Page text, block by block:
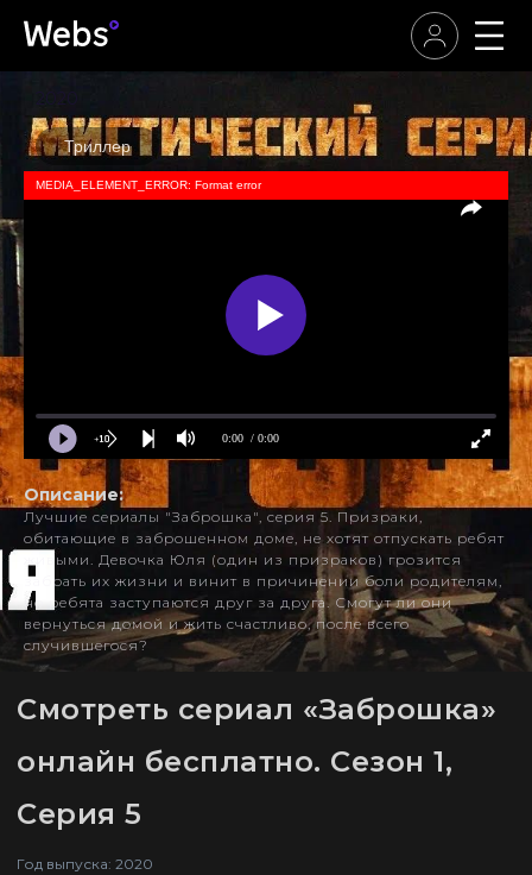
2020
Триллер
0:00 / 0:00
MEDIA_ELEMENT_ERROR: Format error
Описание:
Лучшие сериалы "Заброшка", серия 5. Призраки,
обитающие в заброшенном доме, не хотят отпускать ребят
живыми. Девочка Юля (один из призраков) грозится
забрать их жизни и винит в причинении боли родителям,
но ребята заступаются друг за друга. Смогут ли они
вернуться домой и жить счастливо, после всего
случившегося?
Смотреть сериал «Заброшка»
онлайн бесплатно. Сезон 1,
Серия 5
Год выпуска: 2020